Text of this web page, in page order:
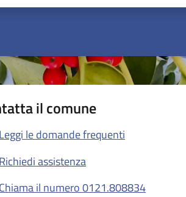
il comune
Leggi le domande frequenti
Richiedi assistenza
Chiama il numero 0121.808834